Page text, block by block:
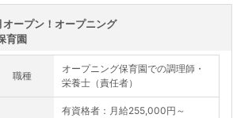
オープン！オープニング
育園
職種
オープニング保育園での調理師・
栄養士（責任者）
有資格者：月給255,000円～